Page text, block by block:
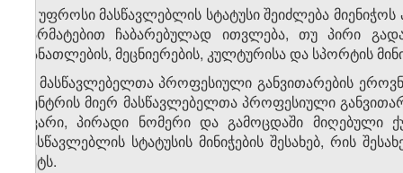
1. უფროსი მასწავლებლის სტატუსი შეიძლება
წარმატებით ჩაბარებულად ითვლება, თუ პირი
განათლების, მეცნიერების, კულტურისა და სპორტის
2. მასწავლებელთა პროფესიული განვითარების
ცენტრის მიერ მასწავლებელთა პროფესიული
გვარი, პირადი ნომერი და გამოცდაში მიღებული
მასწავლებლის სტატუსის მინიჭების შესახებ, რის
აქტს.